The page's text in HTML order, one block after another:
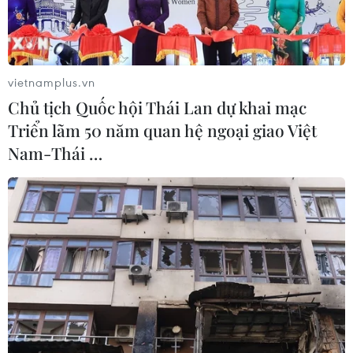
Hàng hóa Trung Quốc được xếp tại cảng Long Beach, Los
Angeles, Mỹ. (Nguồn: AFP/TTXVN)
Theo AP, mối đe dọa lớn nhất đối với nỗ lực tái
tranh cử của Tổng thống Donald Trump có thể
không phải là một loạt cuộc điều tra đang tiến
vietnamplus.vn
Chủ tịch Quốc hội Thái Lan dự khai mạc
Triển lãm 50 năm quan hệ ngoại giao Việt
Nam-Thái …